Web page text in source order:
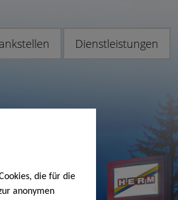
die für die
anonymen
Dienstleistungen